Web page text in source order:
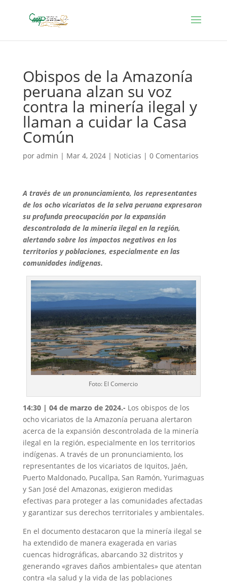
Obispos de la Amazonía
peruana alzan su voz
contra la minería ilegal y
llaman a cuidar la Casa
Común
por admin | Mar 4, 2024| Noticias | 0 Comentarios
A través de un pronunciamiento, los representantes
de los ocho vicariatos de la selva peruana expresaron
su profunda preocupación por la expansión
descontrolada de la minería ilegal en la región,
alertando sobre los impactos negativos en los
territorios y poblaciones, especialmente en las
comunidades indígenas.
Foto: El Comercio
14:30 | 04 de marzo de 2024.- Los obispos de los
ocho vicariatos de la Amazonía peruana alertaron
acerca de la expansión descontrolada de la minería
ilegal en la región, especialmente en los territorios
indígenas. A través de un pronunciamiento, los
representantes de los vicariatos de Iquitos, Jaén,
Puerto Maldonado, Pucallpa, San Ramón, Yurimaguas
y San José del Amazonas, exigieron medidas
efectivas para proteger a las comunidades afectadas
y garantizar sus derechos territoriales y ambientales.
En el documento destacaron que la minería ilegal se
ha extendido de manera exagerada en varias
cuencas hidrográficas, abarcando 32 distritos y
generando «graves daños ambientales» que atentan
contra «la salud y la vida de las poblaciones